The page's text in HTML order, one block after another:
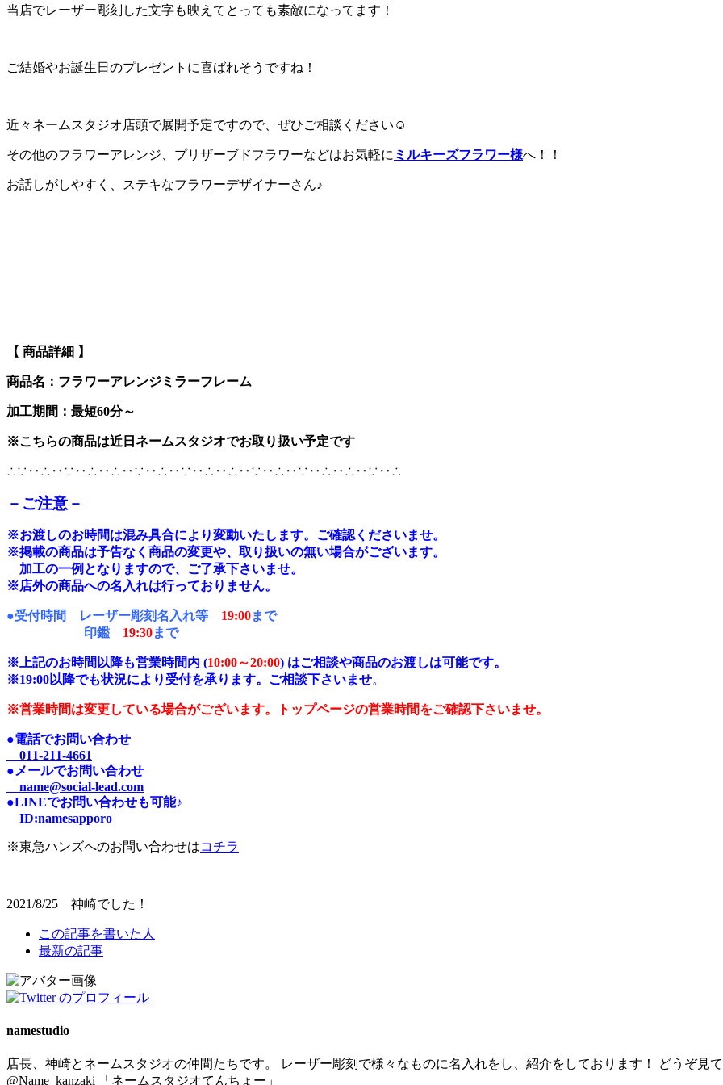
当店でレーザー彫刻した文字も映えてとっても素敵になってます！
ご結婚やお誕生日のプレゼントに喜ばれそうですね！
近々ネームスタジオ店頭で展開予定ですので、ぜひご相談ください☺
その他のフラワーアレンジ、プリザーブドフラワーなどはお気軽に ミルキーズフラワー様へ！！
お話しがしやすく、ステキなフラワーデザイナーさん♪
【 商品詳細 】
商品名：フラワーアレンジミラーフレーム
加工期間：最短60分～
※こちらの商品は近日ネームスタジオでお取り扱い予定です
∴∵‥∴‥∵‥∴‥∴‥∵‥∴‥∵‥∴‥∴‥∵‥∴‥∵‥∴‥∴‥∵‥∴
－ご注意－
※お渡しのお時間は混み具合により変動いたします。ご確認くださいませ。
※掲載の商品は予告なく商品の変更や、取り扱いの無い場合がございます。
加工の一例となりますので、ご了承下さいませ。
※店外の商品への名入れは行っておりません。
●受付時間 レーザー彫刻名入れ等 19:00まで
印鑑 19:30まで
※上記のお時間以降も営業時間内 (10:00～20:00) はご相談や商品のお渡しは可能です。
※19:00以降でも状況により受付を承ります。ご相談下さいませ。
※営業時間は変更している場合がございます。トップページの営業時間をご確認下さいませ。
●電話でお問い合わせ
011-211-4661
●メールでお問い合わせ
name@social-lead.com
●LINEでお問い合わせも可能♪
ID:namesapporo
※東急ハンズへのお問い合わせはコチラ
2021/8/25 神崎でした！
following
tabs
change
content
この記事を書いた人
最新の記事
namestudio
店長、神崎とネームスタジオの仲間たちです。 レーザー彫刻で様々なものに名入れをし、紹介をしております！ どうぞ見
@Name_kanzaki 「ネームスタジオてんちょー」